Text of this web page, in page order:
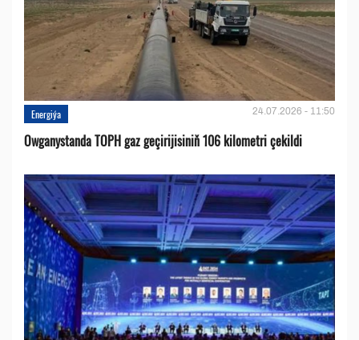
Energiýa 24.07.2026 - 11:50
Owganystanda TOPH gaz geçirijisiniň 106 kilometri çekildi